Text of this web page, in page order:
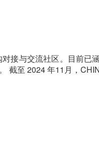
接与交流社区。目前已
至 2024 年11月，